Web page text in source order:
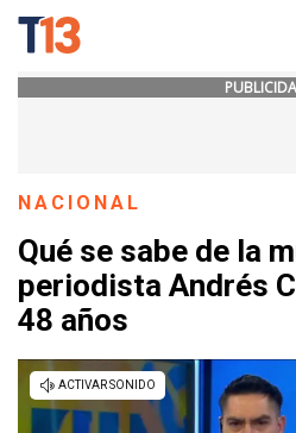
NACIONAL
Qué se sabe de la
periodista Andrés
48 años